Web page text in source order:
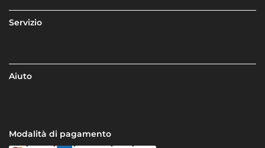
Servizio
Aiuto
Modalità di pagamento